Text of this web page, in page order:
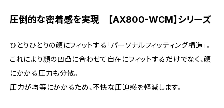
圧倒的な密着感を実現 【AX800-WCM】シリーズ
ひとりひとりの顔にフィットする「パーソナルフィッティング構造」。
これにより顔の凹凸に合わせて自在にフィットするだけでなく、顔
にかかる圧力も分散。
圧力が均等にかかるため、不快な圧迫感を軽減します。